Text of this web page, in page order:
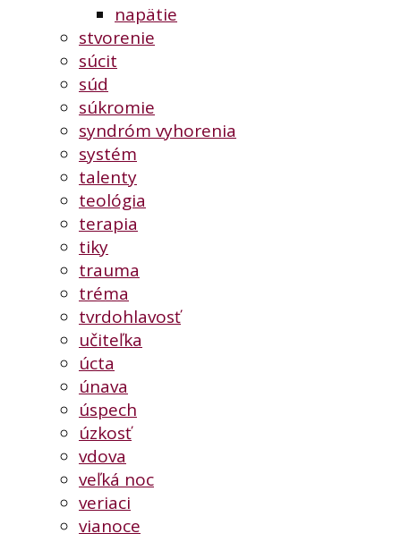
napätie
stvorenie
súcit
súd
súkromie
syndróm vyhorenia
systém
talenty
teológia
terapia
tiky
trauma
tréma
tvrdohlavosť
učiteľka
úcta
únava
úspech
úzkosť
vdova
veľká noc
veriaci
vianoce